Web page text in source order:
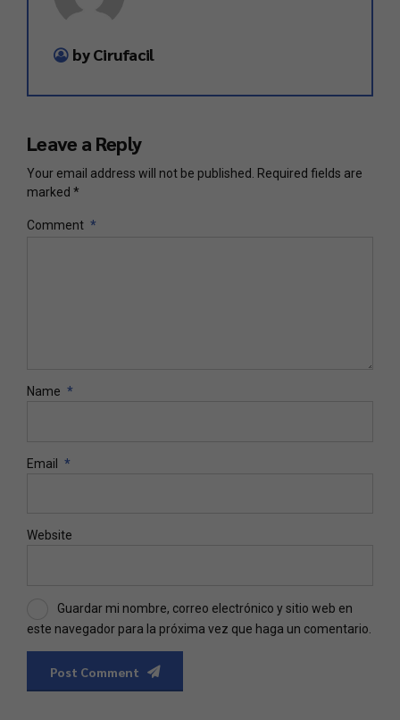
by Cirufacil
Leave a Reply
Your email address will not be published. Required fields are
marked *
Comment *
Name *
Email *
Website
Guardar mi nombre, correo electrónico y sitio web en
este navegador para la próxima vez que haga un comentario.
Post Comment